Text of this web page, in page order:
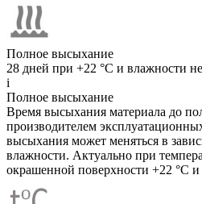
Полное высыхание
28 дней при +22 °C и влажности
i
Полное высыхание
Время высыхания материала до
производителем
высыхания может меняться в
влажности. Актуально при
окрашенной поверхности +22 °C